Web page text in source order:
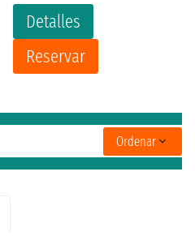
Detalles
Reservar
Ordenar